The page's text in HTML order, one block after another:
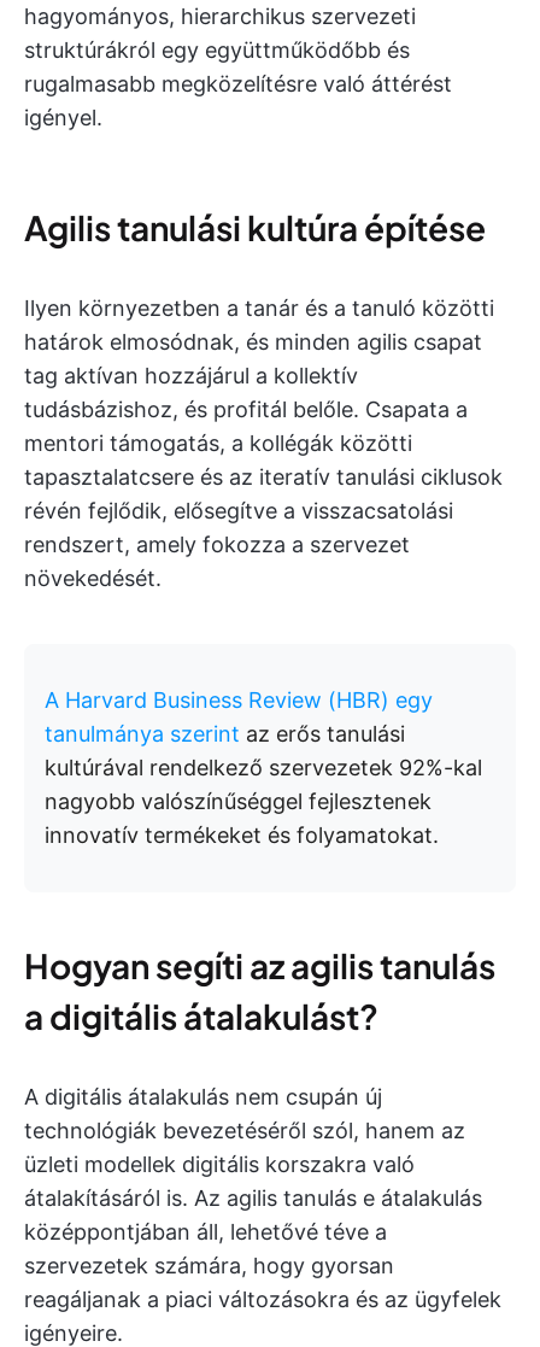
hagyományos, hierarchikus szervezeti
struktúrákról egy együttműködőbb és
rugalmasabb megközelítésre való áttérést
igényel.
Agilis tanulási kultúra építése
Ilyen környezetben a tanár és a tanuló közötti
határok elmosódnak, és minden agilis csapat
tag aktívan hozzájárul a kollektív
tudásbázishoz, és profitál belőle. Csapata a
mentori támogatás, a kollégák közötti
tapasztalatcsere és az iteratív tanulási ciklusok
révén fejlődik, elősegítve a visszacsatolási
rendszert, amely fokozza a szervezet
növekedését.
A Harvard Business Review (HBR) egy
tanulmánya szerint az erős tanulási
kultúrával rendelkező szervezetek 92%-kal
nagyobb valószínűséggel fejlesztenek
innovatív termékeket és folyamatokat.
Hogyan segíti az agilis tanulás
a digitális átalakulást?
A digitális átalakulás nem csupán új
technológiák bevezetéséről szól, hanem az
üzleti modellek digitális korszakra való
átalakításáról is. Az agilis tanulás e átalakulás
középpontjában áll, lehetővé téve a
szervezetek számára, hogy gyorsan
reagáljanak a piaci változásokra és az ügyfelek
igényeire.